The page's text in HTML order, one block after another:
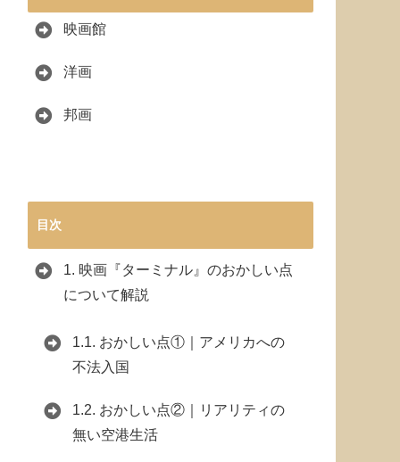
映画館
洋画
邦画
目次
1. 映画『ターミナル』のおかしい点
について解説
1.1. おかしい点①｜アメリカへの
不法入国
1.2. おかしい点②｜リアリティの
無い空港生活